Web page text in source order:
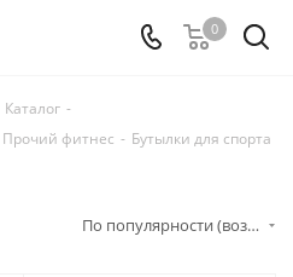
0
Каталог -
Прочий фитнес - Бутылки для спорта
По популярности (возрастание)